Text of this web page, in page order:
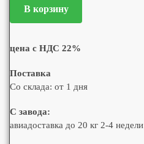
В корзину
цена с НДС 22%
Поставка
Со склада: от 1 дня
С завода:
авиадоставка до 20 кг 2-4 недели